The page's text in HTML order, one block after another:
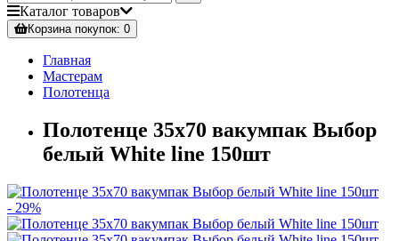
Каталог товаров
Корзинапокупок: 0
Главная
Мастерам
Полотенца
Полотенце 35х70 вакумпак Выбор
белый White line 150шт
- 29%